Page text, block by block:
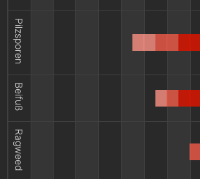
Pilzsporen
Beifuß
Ragweed